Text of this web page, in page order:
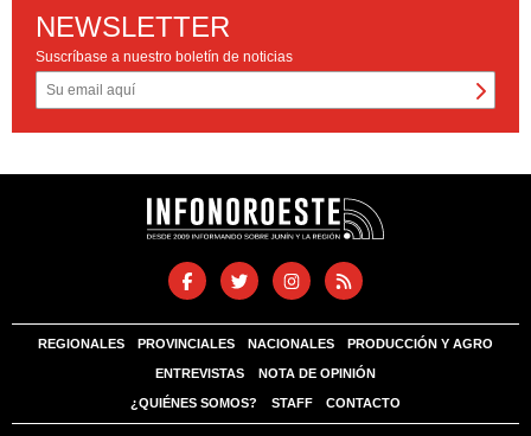
NEWSLETTER
Suscríbase a nuestro boletín de noticias
REGIONALES PROVINCIALES NACIONALES PRODUCCIÓN Y AGRO
ENTREVISTAS NOTA DE OPINIÓN
¿QUIÉNES SOMOS? STAFF CONTACTO